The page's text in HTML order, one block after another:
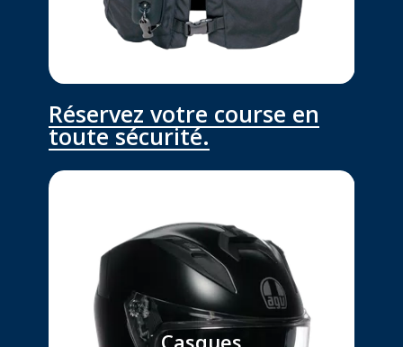
Réservez votre course en
toute sécurité.
Nos Casques sont sélectionnés
avec soin. Nous avons privilégié
votre confort
et votre Sécurité en choisissant